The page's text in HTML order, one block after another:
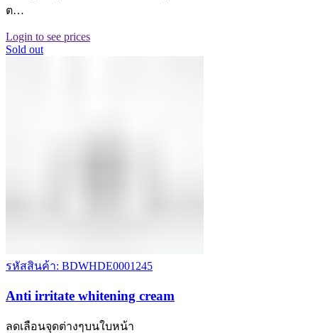
ต…
Login to see prices
Sold out
รหัสสินค้า: BDWHDE0001245
Anti irritate whitening cream
ลดเลือนจุดต่างๆบนใบหน้า